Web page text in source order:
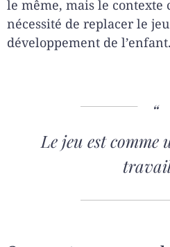
le même, mais le contexte
nécessité de replacer le
développement de l’enfant.
Le jeu est comme